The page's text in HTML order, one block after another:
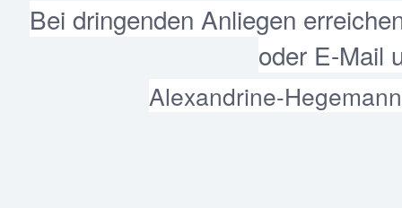
Bei dringenden Anliegen
oder E-Mail
Alexandrine-